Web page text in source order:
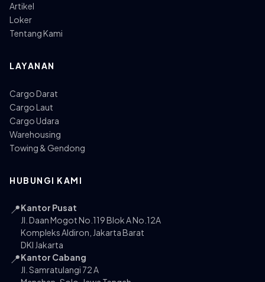
Artikel
Loker
Tentang Kami
LAYANAN
Cargo Darat
Cargo Laut
Cargo Udara
Warehousing
Towing & Gendong
HUBUNGI KAMI
📍Kantor Pusat
Jl. Daan Mogot No.119 Blok A No.12A
Kompleks Aldiron, Jakarta Barat
DKI Jakarta
📍Kantor Cabang
Jl. Samratulangi 72 A